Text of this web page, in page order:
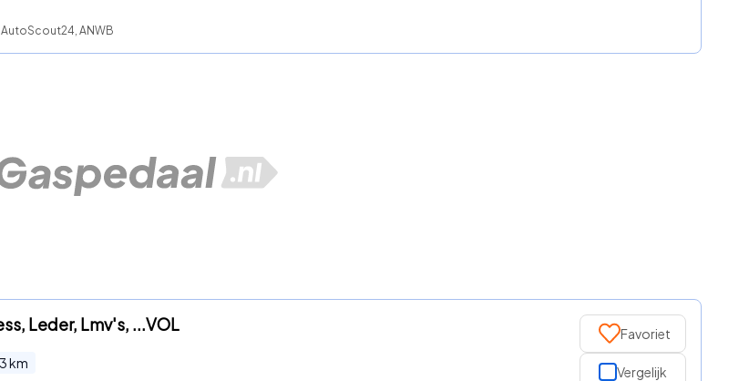
ANWB
Leder, Lmv's, ...VOL
km
Favoriet
Vergelijk